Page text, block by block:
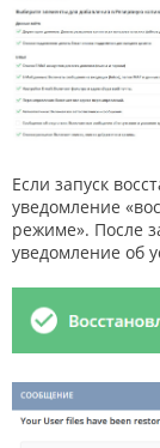
Если запуск
уведомление
режиме». После
уведомление об